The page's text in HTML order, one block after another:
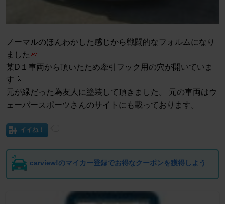
ノーマルのほんわかした感じから戦闘的なフォルムになり
ました
某D１車両から頂いたため牽引フック用の穴が開いていま
す
元が緑だった為友人に塗装して頂きました。 元の車両はウ
ェーバースポーツさんのサイトにも載っております。
イイね！
carview!のマイカー登録でお得なクーポンを獲得しよう